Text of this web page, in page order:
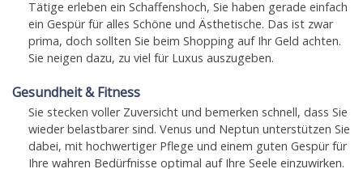
Tätige erleben ein Schaffenshoch, Sie haben gerade einfach
ein Gespür für alles Schöne und Ästhetische. Das ist zwar
prima, doch sollten Sie beim Shopping auf Ihr Geld achten.
Sie neigen dazu, zu viel für Luxus auszugeben.
Gesundheit & Fitness
Sie stecken voller Zuversicht und bemerken schnell, dass Sie
wieder belastbarer sind. Venus und Neptun unterstützen Sie
dabei, mit hochwertiger Pflege und einem guten Gespür für
Ihre wahren Bedürfnisse optimal auf Ihre Seele einzuwirken.